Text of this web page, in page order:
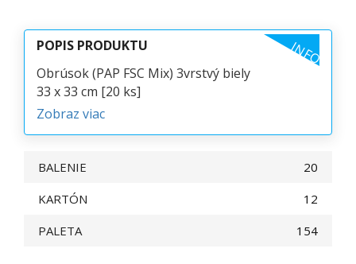
POPIS PRODUKTU INFO
Obrúsok (PAP FSC Mix) 3vrstvý biely
33 x 33 cm [20 ks]
Zobraz viac
BALENIE
20
KARTÓN
12
PALETA
154